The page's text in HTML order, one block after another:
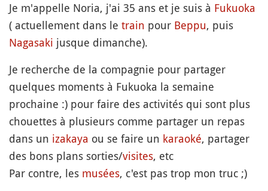
Je m'appelle Noria, j'ai 35 ans et je suis à Fukuoka
( actuellement dans le train pour Beppu, puis
Nagasaki jusque dimanche).
Je recherche de la compagnie pour partager
quelques moments à Fukuoka la semaine
prochaine :) pour faire des activités qui sont plus
chouettes à plusieurs comme partager un repas
dans un izakaya ou se faire un karaoké, partager
des bons plans sorties/visites, etc
Par contre, les musées, c'est pas trop mon truc ;)